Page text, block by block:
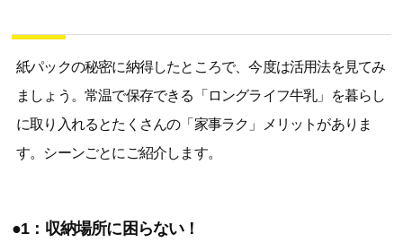
紙パックの秘密に納得したところで、今度は活用法を見てみ
ましょう。常温で保存できる「ロングライフ牛乳」を暮らし
に取り入れるとたくさんの「家事ラク」メリットがありま
す。シーンごとにご紹介します。
●1：収納場所に困らない！